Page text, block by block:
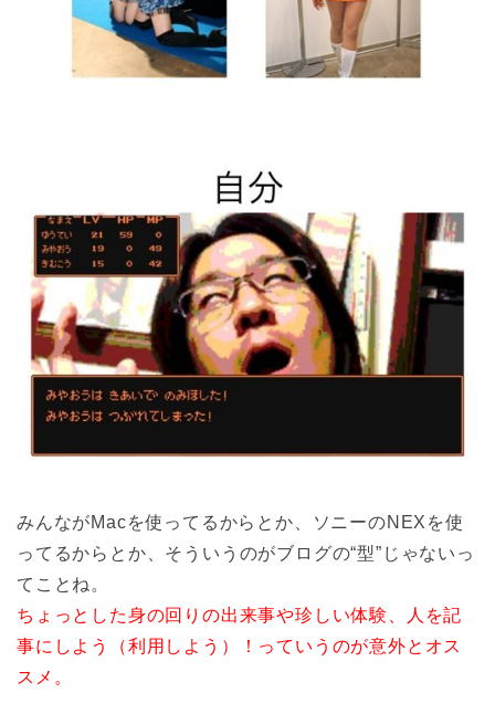
みんながMacを使ってるからとか、ソニーのNEXを使
ってるからとか、そういうのがブログの“型”じゃないっ
てことね。
ちょっとした身の回りの出来事や珍しい体験、人を記
事にしよう（利用しよう）！っていうのが意外とオス
スメ。